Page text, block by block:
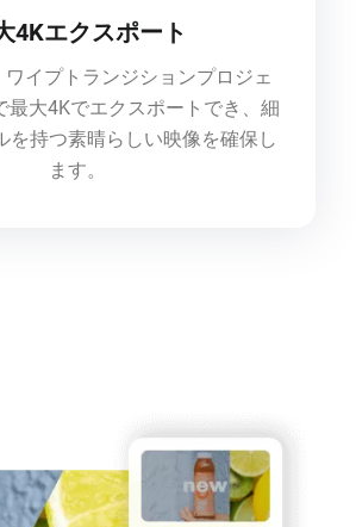
4Kエクスポート
ワイプトランジションプロジェ
最大4Kでエクスポートでき、細
を持つ素晴らしい映像を確保し
ます。